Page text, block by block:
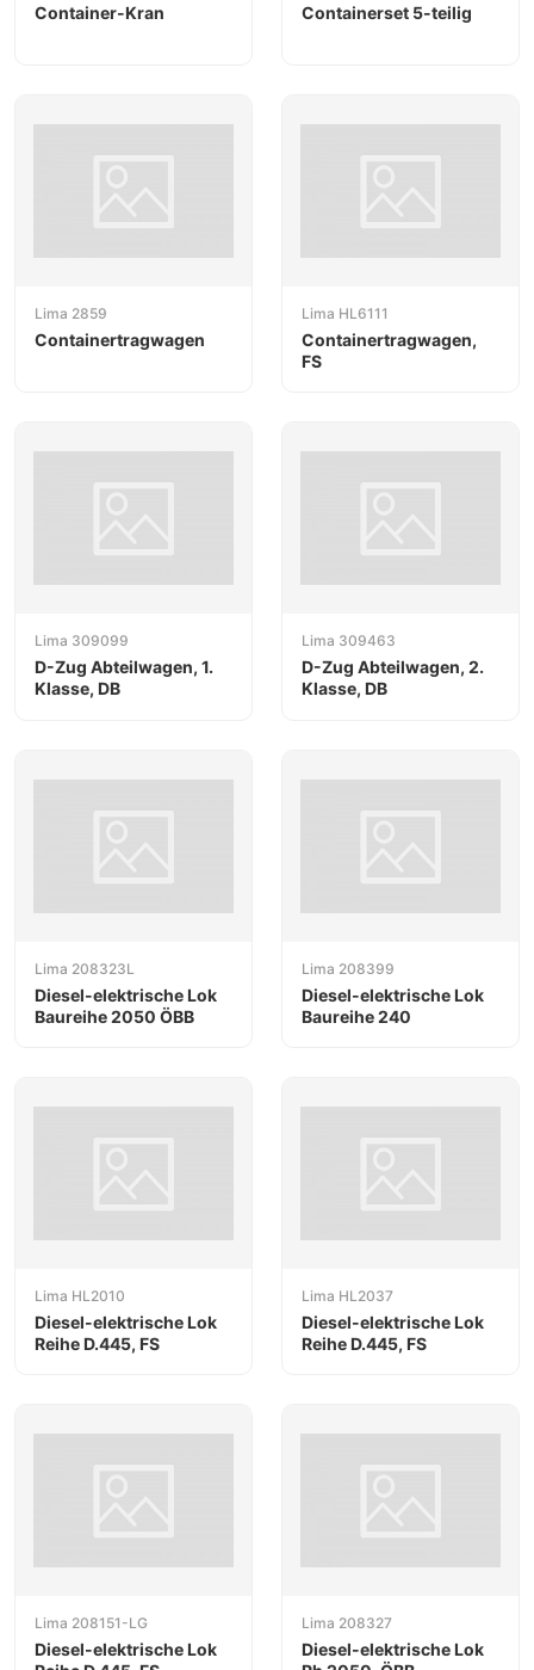
Container-Kran Containerset 5-teilig
Lima 2859
Containertragwagen
Lima HL6111
Containertragwagen,
FS
Lima 309099
D-Zug Abteilwagen, 1.
Klasse, DB
Lima 309463
D-Zug Abteilwagen, 2.
Klasse, DB
Lima 208323L
Diesel-elektrische Lok
Baureihe 2050 ÖBB
Lima 208399
Diesel-elektrische Lok
Baureihe 240
Lima HL2010
Diesel-elektrische Lok
Reihe D.445, FS
Lima HL2037
Diesel-elektrische Lok
Reihe D.445, FS
Lima 208151-LG
Diesel-elektrische Lok
Lima 208327
Diesel-elektrische Lok